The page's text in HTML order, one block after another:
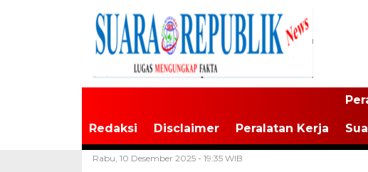
Redaksi Disclaimer Peralatan Kerja
Rabu, 10 Desember 2025 - 19:35 WIB